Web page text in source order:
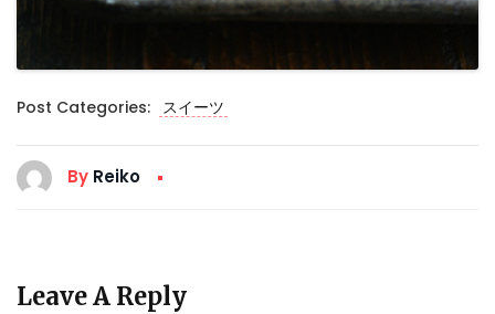
Post Categories: スイーツ
By Reiko
Leave A Reply